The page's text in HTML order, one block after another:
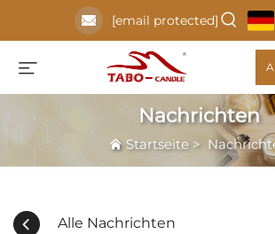
[email protected]
Nachrichten
Startseite>
Alle Nachrichten